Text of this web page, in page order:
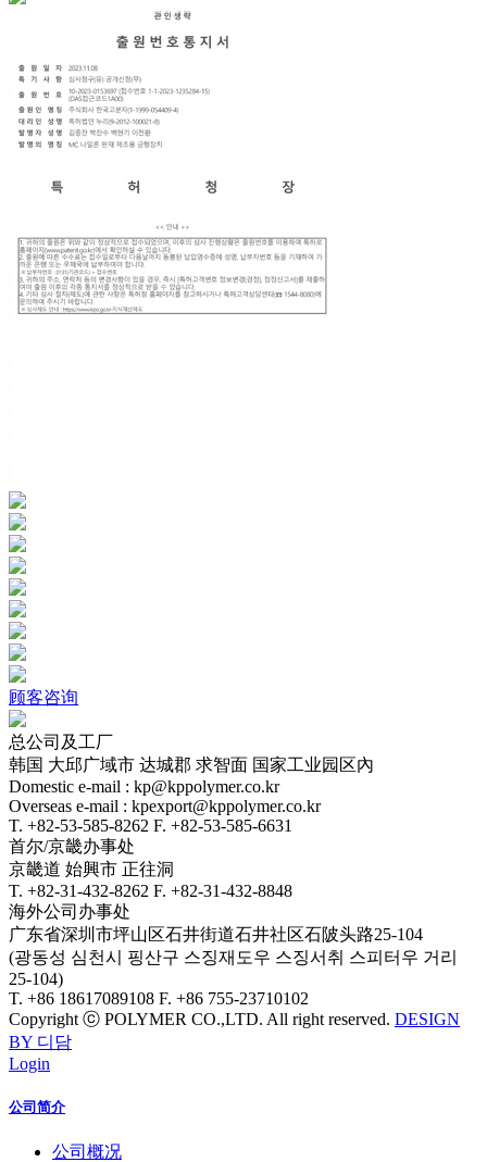
顾客咨询
总公司及工厂
韩国 大邱广域市 达城郡 求智面 国家工业园区內
Domestic e-mail : kp@kppolymer.co.kr
Overseas e-mail : kpexport@kppolymer.co.kr
T. +82-53-585-8262 F. +82-53-585-6631
首尔/京畿办事处
京畿道 始興市 正往洞
T. +82-31-432-8262 F. +82-31-432-8848
海外公司办事处
广东省深圳市坪山区石井街道石井社区石陂头路25-104
(광동성 심천시 핑산구 스징재도우 스징서취 스피터우 거리
25-104)
T. +86 18617089108 F. +86 755-23710102
Copyright ⓒ POLYMER CO.,LTD. All right reserved. DESIGN
BY 디담
Login
公司简介
公司概况